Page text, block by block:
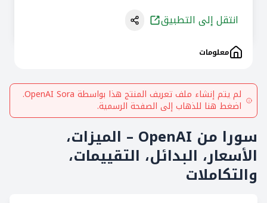
انتقل إلى التطبيق
معلومات
لم يتم إنشاء ملف تعريف المنتج هذا بواسطة OpenAI Sora
.
اضغط هنا للذهاب إلى الصفحة الرسمية.
سورا من OpenAI – الميزات،
الأسعار، البدائل، التقييمات،
والتكاملات